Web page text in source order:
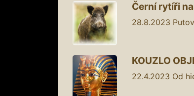
Černí rytíři
28.8.2023
KOUZLO
22.4.2023 Od